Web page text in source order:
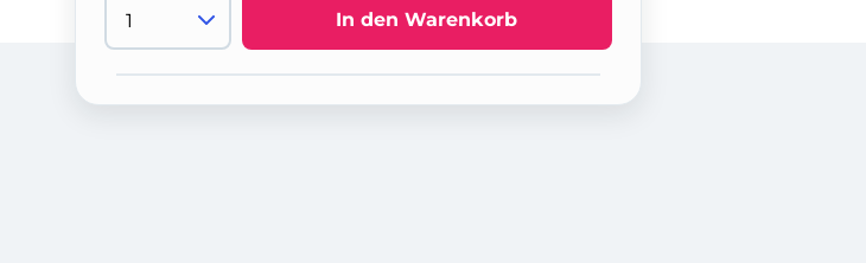
In den Warenkorb